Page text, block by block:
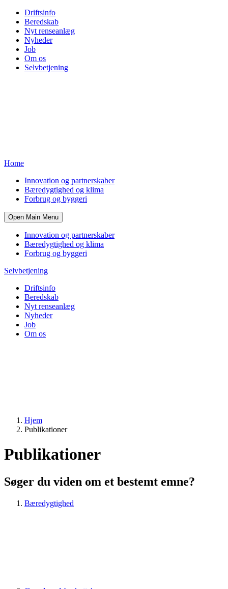
Driftsinfo
Beredskab
Nyt renseanlæg
Nyheder
Job
Om os
Selvbetjening
Home
Innovation og partnerskaber
Bæredygtighed og klima
Forbrug og byggeri
Open Main Menu
Innovation og partnerskaber
Bæredygtighed og klima
Forbrug og byggeri
Selvbetjening
Driftsinfo
Beredskab
Nyt renseanlæg
Nyheder
Job
Om os
Hjem
Publikationer
Publikationer
Søger du viden om et bestemt emne?
Bæredygtighed